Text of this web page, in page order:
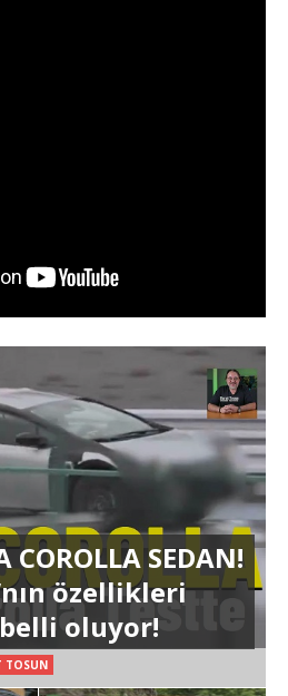
COROLLA SEDAN!
özellikleri
oluyor!
TOSUN